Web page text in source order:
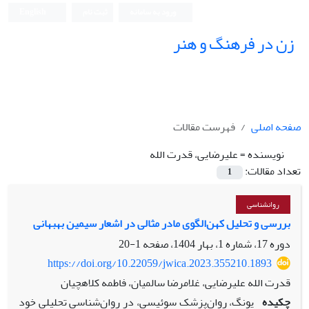
زن در فرهنگ و هنر
صفحه اصلی
فهرست مقالات
نویسنده =علیرضایی، قدرت الله
تعداد مقالات:
1
روانشناسی
بررسی و تحلیل کهن‌الگوی مادر مثالی در اشعار سیمین بهبهانی
دوره 17، شماره 1، بهار 1404، صفحه
1-20
https://doi.org/10.22059/jwica.2023.355210.1893
قدرت الله علیرضایی، غلامرضا سالمیان، فاطمه کلاهچیان
چکیده یونگ، روان‌پزشک سوئیسی، در روان‌شناسی تحلیلی خود